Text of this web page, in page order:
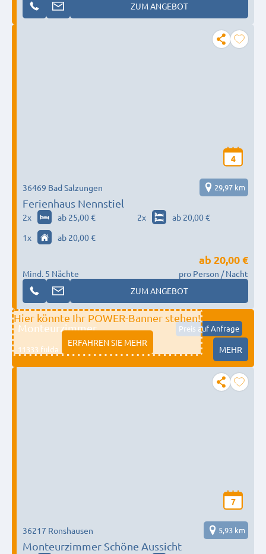
ZUM ANGEBOT
4
Ferienhaus Nennstiel
36469 Bad Salzungen 29,97 km
2x ab 25,00 € 2x
ab 20,00 €
1x ab 20,00 €
Mind. 5 Nächte
ab 20,00 €
pro Person / Nacht
ZUM ANGEBOT
Hier könnte Ihr POWER-Banner stehen!
ERFAHREN SIE MEHR
Monteurzimmer Preis auf Anfrage
11333 fulda MEHR
7
Monteurzimmer Schöne Aussicht
36217 Ronshausen 5,93 km